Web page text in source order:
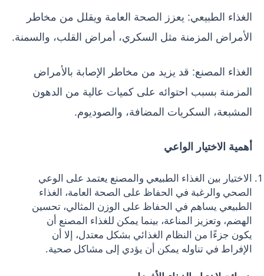
الغذاء الطبيعي: يعزز الصحة العامة ويقلل من مخاطر
الأمراض المزمنة مثل السكري، أمراض القلب، والسمنة.
الغذاء المصنع: قد يزيد من مخاطر الإصابة بالأمراض
المزمنة بسبب احتوائه على كميات عالية من الدهون
المشبعة، السكريات المضافة، والصوديوم.
أهمية الاختيار الواعي
الاختيار بين الغذاء الطبيعي والمصنع يعتمد على الوعي
الصحي والرغبة في الحفاظ على الصحة العامة، الغذاء
الطبيعي يساهم في الحفاظ على الوزن المثالي، تحسين
الهضم، وتعزيز المناعة، بينما يمكن للغذاء المصنع أن
يكون جزءًا من النظام الغذائي بشكل معتدل، إلا أن
الإفراط في تناوله يمكن أن يؤدي إلى مشاكل صحية.